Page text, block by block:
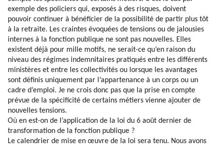
exemple des policiers qui, exposés à des risques, doivent
pouvoir continuer à bénéficier de la possibilité de partir plus tôt
à la retraite. Les craintes évoquées de tensions ou de jalousies
internes à la fonction publique ne sont pas nouvelles. Elles
existent déjà pour mille motifs, ne serait-ce qu’en raison du
niveau des régimes indemnitaires pratiqués entre les différents
ministères et entre les collectivités ou lorsque les avantages
sont définis uniquement par l’appartenance à un corps ou un
cadre d’emploi. Je ne crois donc pas que la prise en compte
prévue de la spécificité de certains métiers vienne ajouter de
nouvelles tensions.
Où en est-on de l’application de la loi du 6 août dernier de
transformation de la fonction publique ?
Le calendrier de mise en œuvre de la loi sera tenu. Nous avons